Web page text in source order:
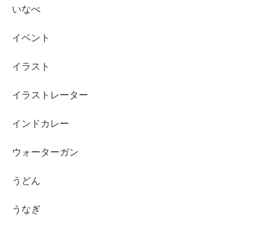
いなべ
イベント
イラスト
イラストレーター
インドカレー
ウォーターガン
うどん
うなぎ